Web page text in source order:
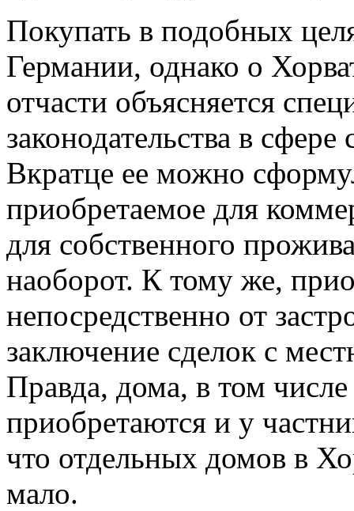
Покупать в подобных
Германии, однако о
отчасти объясняется
законодательства в
Вкратце ее можно
приобретаемое для
для собственного
наоборот. К тому же,
непосредственно от
заключение сделок с
Правда, дома, в том числе
приобретаются и у
что отдельных домов в
мало.